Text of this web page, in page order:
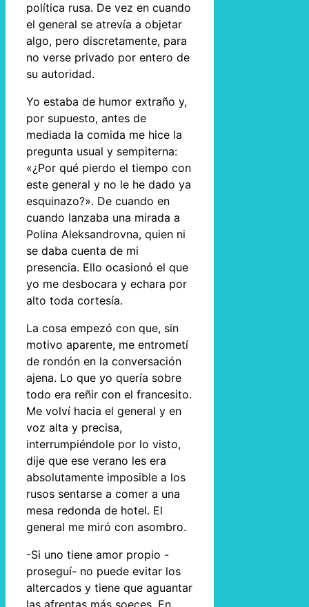
política rusa. De vez en cuando
el general se atrevía a objetar
algo, pero discretamente, para
no verse privado por entero de
su autoridad.
Yo estaba de humor extraño y,
por supuesto, antes de
mediada la comida me hice la
pregunta usual y sempiterna:
«¿Por qué pierdo el tiempo con
este general y no le he dado ya
esquinazo?». De cuando en
cuando lanzaba una mirada a
Polina Aleksandrovna, quien ni
se daba cuenta de mi
presencia. Ello ocasionó el que
yo me desbocara y echara por
alto toda cortesía.
La cosa empezó con que, sin
motivo aparente, me entrometí
de rondón en la conversación
ajena. Lo que yo quería sobre
todo era reñir con el francesito.
Me volví hacia el general y en
voz alta y precisa,
interrumpiéndole por lo visto,
dije que ese verano les era
absolutamente imposible a los
rusos sentarse a comer a una
mesa redonda de hotel. El
general me miró con asombro.
-Si uno tiene amor propio -
proseguí- no puede evitar los
altercados y tiene que aguantar